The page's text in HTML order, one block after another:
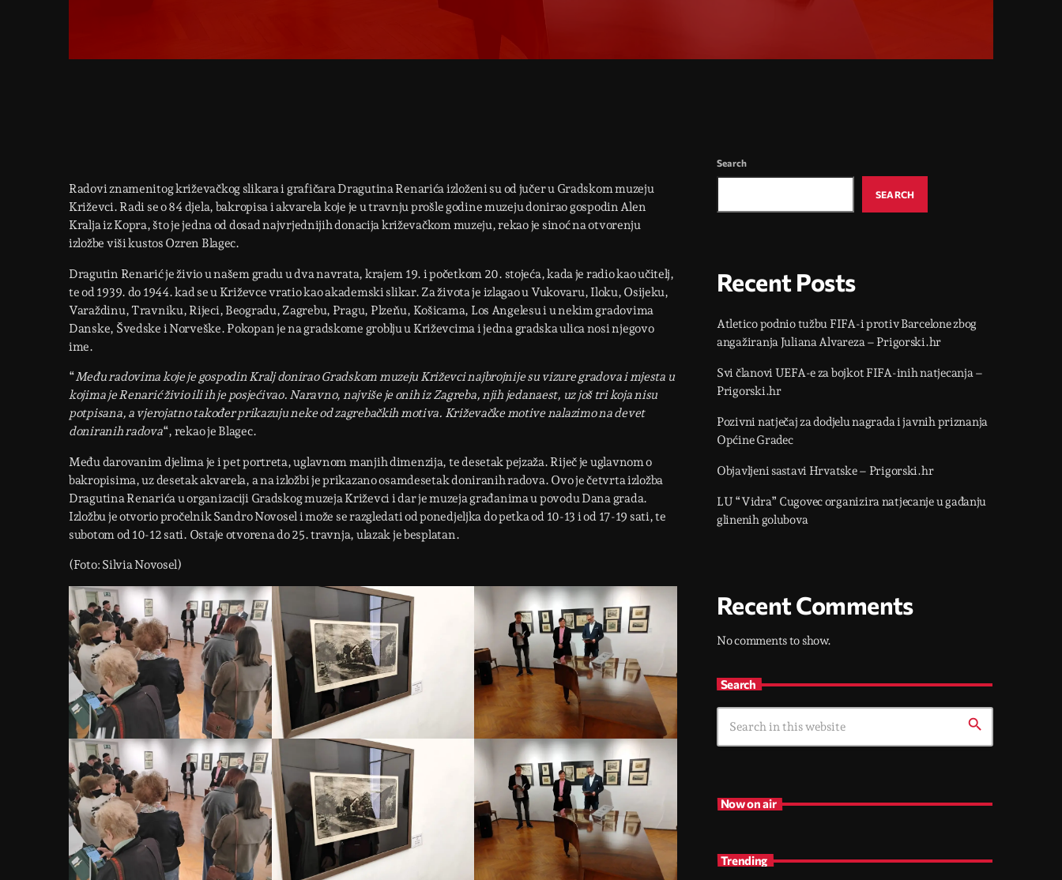
Radovi znamenitog križevačkog slikara i grafičara Dragutina Renarića izloženi su od jučer u Gradskom muzeju
Križevci. Radi se o 84 djela, bakropisa i akvarela koje je u travnju prošle godine muzeju donirao gospodin Alen
Kralja iz Kopra, što je jedna od dosad najvrjednijih donacija križevačkom muzeju, rekao je sinoć na otvorenju
izložbe viši kustos Ozren Blagec.
Dragutin Renarić je živio u našem gradu u dva navrata, krajem 19. i početkom 20. stojeća, kada je radio kao učitelj,
te od 1939. do 1944. kad se u Križevce vratio kao akademski slikar. Za života je izlagao u Vukovaru, Iloku, Osijeku,
Varaždinu, Travniku, Rijeci, Beogradu, Zagrebu, Pragu, Plzeňu, Košicama, Los Angelesu i u nekim gradovima
Danske, Švedske i Norveške. Pokopan je na gradskome groblju u Križevcima i jedna gradska ulica nosi njegovo
ime.
“Među radovima koje je gospodin Kralj donirao Gradskom muzeju Križevci najbrojnije su vizure gradova i mjesta u
kojima je Renarić živio ili ih je posjećivao. Naravno, najviše je onih iz Zagreba, njih jedanaest, uz još tri koja nisu
potpisana, a vjerojatno također prikazuju neke od zagrebačkih motiva. Križevačke motive nalazimo na devet
doniranih radova“, rekao je Blagec.
Među darovanim djelima je i pet portreta, uglavnom manjih dimenzija, te desetak pejzaža. Riječ je uglavnom o
bakropisima, uz desetak akvarela, a na izložbi je prikazano osamdesetak doniranih radova. Ovo je četvrta izložba
Dragutina Renarića u organizaciji Gradskog muzeja Križevci i dar je muzeja građanima u povodu Dana grada.
Izložbu je otvorio pročelnik Sandro Novosel i može se razgledati od ponedjeljka do petka od 10-13 i od 17-19 sati, te
subotom od 10-12 sati. Ostaje otvorena do 25. travnja, ulazak je besplatan.
(Foto: Silvia Novosel)
Search
SEARCH
Recent Posts
Atletico podnio tužbu FIFA-i protiv Barcelone zbog
angažiranja Juliana Alvareza – Prigorski.hr
Svi članovi UEFA-e za bojkot FIFA-inih natjecanja –
Prigorski.hr
Pozivni natječaj za dodjelu nagrada i javnih priznanja
Općine Gradec
Objavljeni sastavi Hrvatske – Prigorski.hr
LU “Vidra” Cugovec organizira natjecanje u gađanju
glinenih golubova
Recent Comments
No comments to show.
Search
search
Now on air
Trending